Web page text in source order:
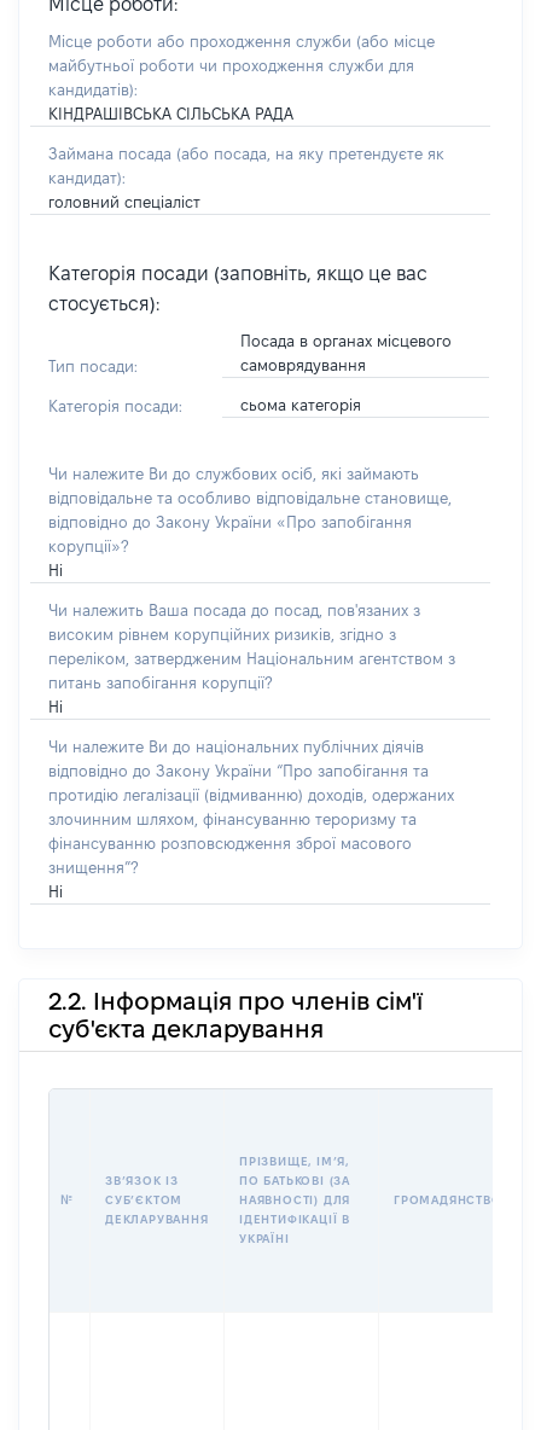
Місце роботи:
Місце роботи або проходження служби (або місце
майбутньої роботи чи проходження служби для
кандидатів):
КІНДРАШІВСЬКА СІЛЬСЬКА РАДА
Займана посада (або посада, на яку претендуєте як
кандидат):
головний спеціаліст
Категорія посади (заповніть, якщо це вас
стосується):
Тип посади:
Посада в органах місцевого
самоврядування
Категорія посади: сьома категорія
Чи належите Ви до службових осіб, які займають
відповідальне та особливо відповідальне становище,
відповідно до Закону України «Про запобігання
корупції»?
Ні
Чи належить Ваша посада до посад, пов'язаних з
високим рівнем корупційних ризиків, згідно з
переліком, затвердженим Національним агентством з
питань запобігання корупції?
Ні
Чи належите Ви до національних публічних діячів
відповідно до Закону України “Про запобігання та
протидію легалізації (відмиванню) доходів, одержаних
злочинним шляхом, фінансуванню тероризму та
фінансуванню розповсюдження зброї масового
знищення”?
Ні
2.2. Інформація про членів сім'ї
суб'єкта декларування
№
ЗВʼЯЗОК ІЗ
СУБʼЄКТОМ
ДЕКЛАРУВАННЯ
ПРІЗВИЩЕ, ІМʼЯ,
ПО БАТЬКОВІ (ЗА
НАЯВНОСТІ) ДЛЯ
ІДЕНТИФІКАЦІЇ В
УКРАЇНІ
ГРОМАДЯНСТВО